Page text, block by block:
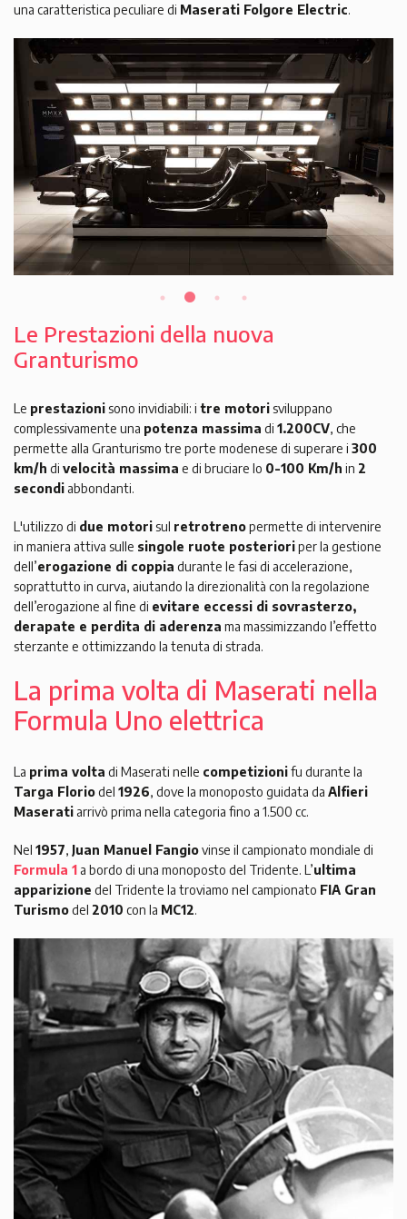
una caratteristica peculiare di Maserati Folgore Electric.
Le Prestazioni della nuova
Granturismo
Le prestazionisono invidiabili: i tre motorisviluppano
complessivamente una potenza massima di 1.200CV, che
permette alla Granturismo tre porte modenese di superare i 300
km/h di velocità massima e di bruciare lo 0-100 Km/h in 2
secondi abbondanti.
L'utilizzo di due motorisul retrotrenopermette di intervenire
in maniera attiva sulle singole ruote posterioriper la gestione
dell’erogazione di coppia durante le fasi di accelerazione,
soprattutto in curva, aiutando la direzionalità con la regolazione
dell’erogazione al fine di evitare eccessi di sovrasterzo,
derapate e perdita di aderenza ma massimizzando l’effetto
sterzante e ottimizzando la tenuta di strada.
La prima volta di Maserati nella
Formula Uno elettrica
La prima volta di Maserati nelle competizionifu durante la
Targa Floriodel 1926, dove la monoposto guidata da Alfieri
Maserati arrivò prima nella categoria fino a 1.500 cc.
Nel 1957, Juan Manuel Fangiovinse il campionato mondiale di
Formula 1 a bordo di una monoposto del Tridente. L’ultima
apparizione del Tridente la troviamo nel campionato FIA Gran
Turismodel 2010 con la MC12.